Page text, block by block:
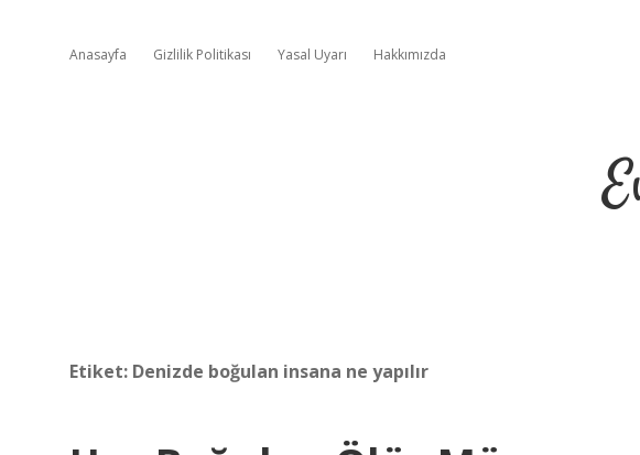
Anasayfa Gizlilik Politikası Yasal Uyarı Hakkımızda
Etiket: Denizde boğulan insana ne yapılır